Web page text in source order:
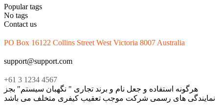
Popular tags
No tags
Contact us
PO Box 16122 Collins Street West Victoria 8007 Australia
support@support.com
+61 3 1234 4567
هرگونه استفاده و جعل نام و برند تجاری " نگهبان سیستم" بجز
نمایندگی های رسمی شرکت موجب تعقیب کیفری متخلف می باشد